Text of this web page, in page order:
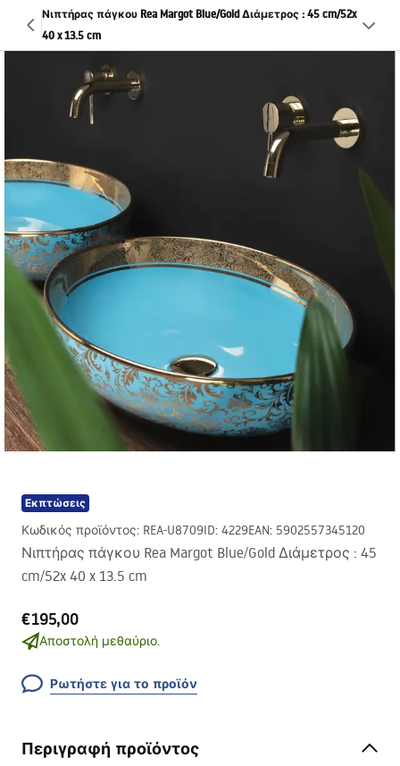
Νιπτήρας πάγκου Rea Margot Blue/Gold Διάμετρος : 45 cm/52x
40 x 13.5 cm
Εκπτώσεις
Κωδικός προϊόντος: REA-U8709ID: 4229EAN: 5902557345120
Νιπτήρας πάγκου Rea Margot Blue/Gold Διάμετρος : 45
cm/52x 40 x 13.5 cm
€195,00
Αποστολή μεθαύριο.
Ρωτήστε για το προϊόν
Περιγραφή προϊόντος